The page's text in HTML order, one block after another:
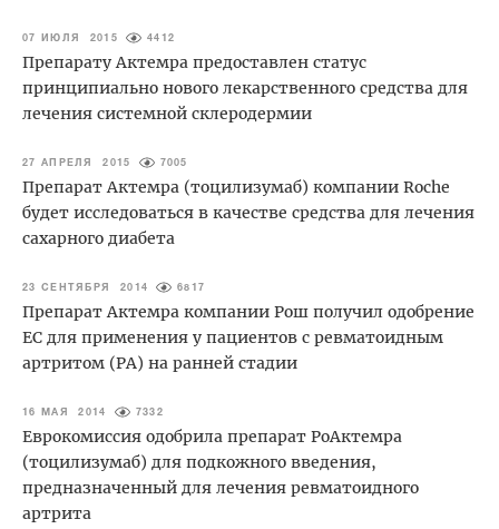
07 ИЮЛЯ 2015 4412
Препарату Актемра предоставлен статус
принципиально нового лекарственного средства для
лечения системной склеродермии
27 АПРЕЛЯ 2015 7005
Препарат Актемра (тоцилизумаб) компании Roche
будет исследоваться в качестве средства для лечения
сахарного диабета
23 СЕНТЯБРЯ 2014 6817
Препарат Актемра компании Рош получил одобрение
ЕС для применения у пациентов с ревматоидным
артритом (РА) на ранней стадии
16 МАЯ 2014 7332
Еврокомиссия одобрила препарат РоАктемра
(тоцилизумаб) для подкожного введения,
предназначенный для лечения ревматоидного
артрита